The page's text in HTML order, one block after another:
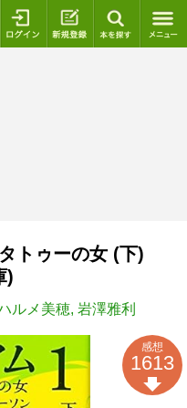
ログイン 新規登録
トゥーの女 (下)
)
ルメ美穂, 岩澤雅利
感想
1613